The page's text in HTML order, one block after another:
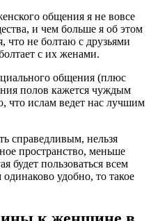
общения я не вовсе
и чем больше я об этом
что не болтаю с друзьями
с их женами.
общения (плюс
полов кажется чуждым
что ислам ведет нас лучшим
справедливым, нельзя
пространство, меньше
будет пользоваться всем
удобно, то такое